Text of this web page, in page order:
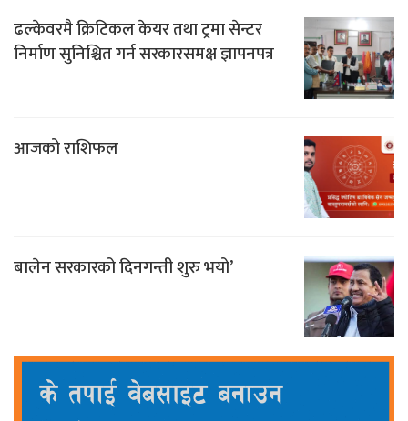
ढल्केवरमै क्रिटिकल केयर तथा ट्रमा सेन्टर
निर्माण सुनिश्चित गर्न सरकारसमक्ष ज्ञापनपत्र
आजको राशिफल
बालेन सरकारको दिनगन्ती शुरु भयो’